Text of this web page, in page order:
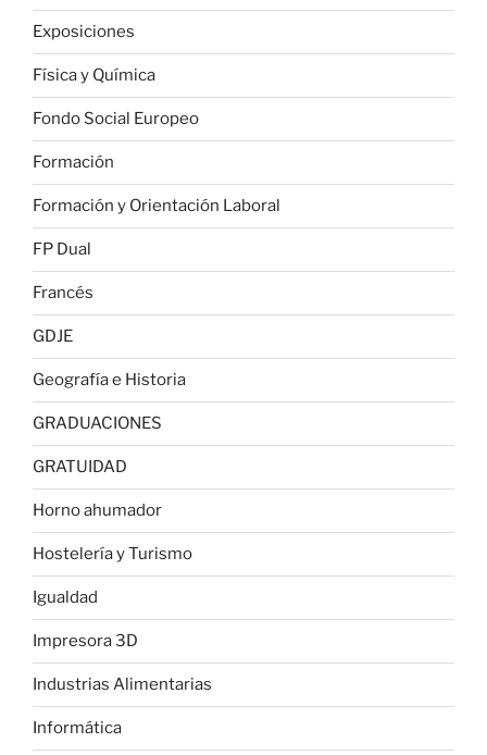
Exposiciones
Física y Química
Fondo Social Europeo
Formación
Formación y Orientación Laboral
FP Dual
Francés
GDJE
Geografía e Historia
GRADUACIONES
GRATUIDAD
Horno ahumador
Hostelería y Turismo
Igualdad
Impresora 3D
Industrias Alimentarias
Informática